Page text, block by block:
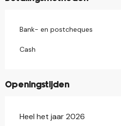
Bank- en postcheques
Cash
Openingstijden
Heel het jaar 2026